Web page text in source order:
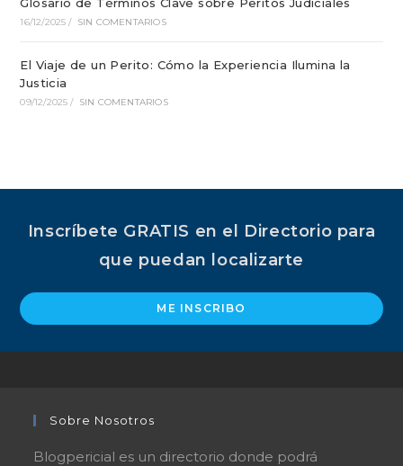
16/12/2025 / SIN COMENTARIOS
El Viaje de un Perito: Cómo la Experiencia Ilumina la
Justicia
09/12/2025 / SIN COMENTARIOS
Inscríbete GRATIS en el Directorio para
que puedan localizarte
ME INSCRIBO
Sobre Nosotros
Blogpericial es un directorio donde podrá